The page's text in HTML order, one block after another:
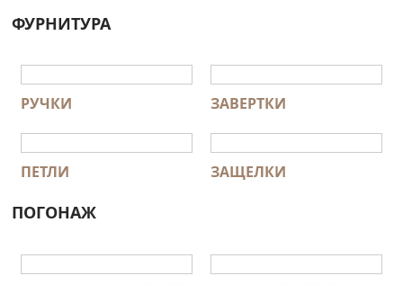
ФУРНИТУРА
РУЧКИ ЗАВЕРТКИ
ПЕТЛИ ЗАЩЕЛКИ
ПОГОНАЖ